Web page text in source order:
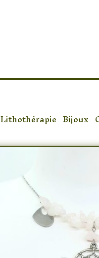
/Lithothérapie /Bijoux